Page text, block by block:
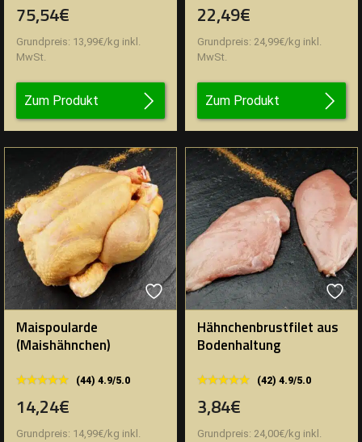
75,54€
Grundpreis: 13,99€/kg inkl.
MwSt.
Zum Produkt
22,49€
Grundpreis: 24,99€/kg inkl.
MwSt.
Zum Produkt
Maispoularde
(Maishähnchen)
★★★★★
★★★★★ (44) 4.9/5.0
14,24€
Grundpreis: 14,99€/kg inkl.
Hähnchenbrustfilet aus
Bodenhaltung
★★★★★
★★★★★ (42) 4.9/5.0
3,84€
Grundpreis: 24,00€/kg inkl.